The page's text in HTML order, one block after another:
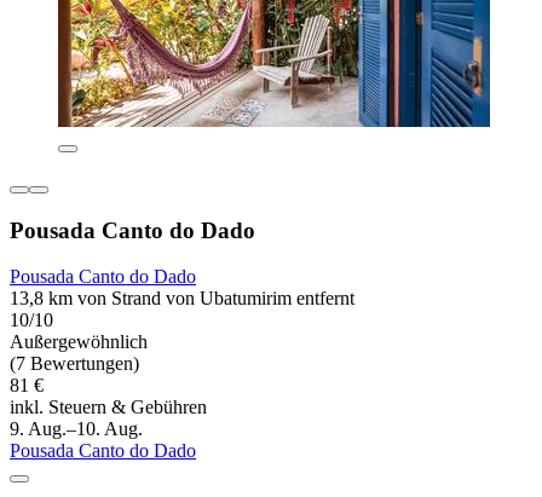
Pousada Canto do Dado
Pousada Canto do Dado
13,8 km von Strand von Ubatumirim entfernt
10/10
Außergewöhnlich
(7 Bewertungen)
81 €
inkl. Steuern & Gebühren
9. Aug.–10. Aug.
Pousada Canto do Dado